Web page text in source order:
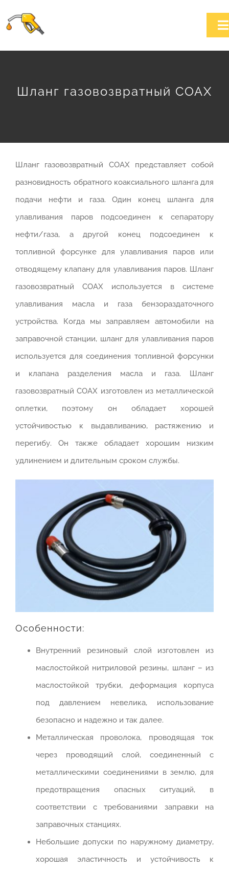
to
О компании
Контакт
Шланг газовозвратный COAX
Шланг газовозвратный COAX представляет собой
разновидность обратного коаксиального шланга для
подачи нефти и газа. Один конец шланга для
улавливания паров подсоединен к сепаратору
нефти/газа, а другой конец подсоединен к
топливной форсунке для улавливания паров или
отводящему клапану для улавливания паров. Шланг
газовозвратный COAX используется в системе
улавливания масла и газа бензораздаточного
устройства. Когда мы заправляем автомобили на
заправочной станции, шланг для улавливания паров
используется для соединения топливной форсунки
и клапана разделения масла и газа. Шланг
газовозвратный COAX изготовлен из металлической
оплетки, поэтому он обладает хорошей
устойчивостью к выдавливанию, растяжению и
перегибу. Он также обладает хорошим низким
удлинением и длительным сроком службы.
Особенности:
Внутренний резиновый слой изготовлен из
маслостойкой нитриловой резины, шланг – из
маслостойкой трубки, деформация корпуса
под давлением невелика, использование
безопасно и надежно и так далее.
Металлическая проволока, проводящая ток
через проводящий слой, соединенный с
металлическими соединениями в землю, для
предотвращения опасных ситуаций, в
соответствии с требованиями заправки на
заправочных станциях.
Небольшие допуски по наружному диаметру,
хорошая эластичность и устойчивость к